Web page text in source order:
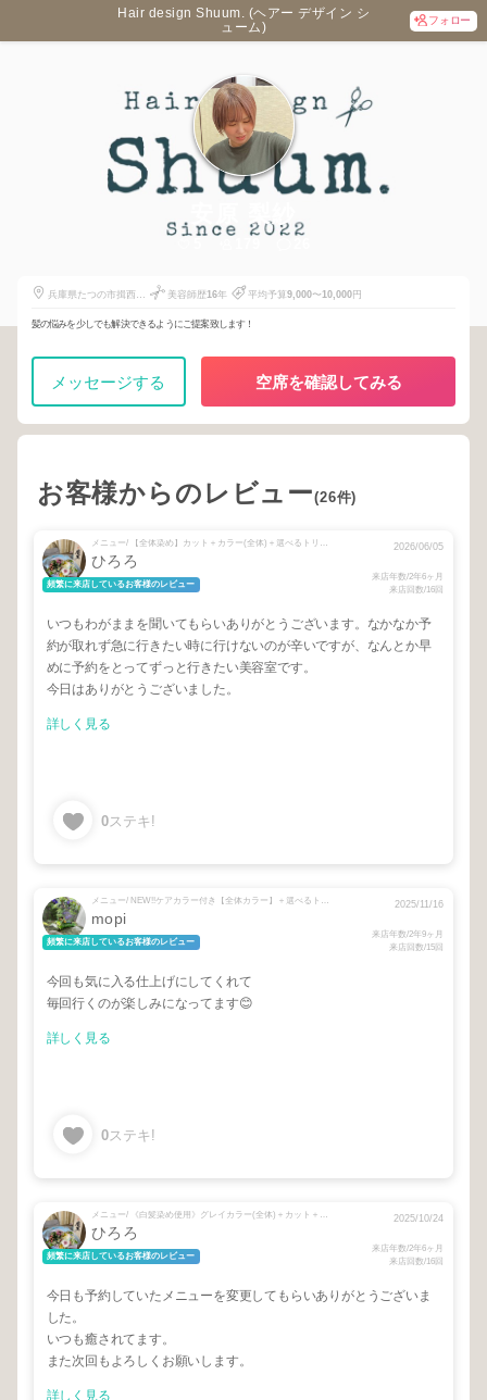
Hair design Shuum. (ヘアー デザイン シ
ューム)
フォロー
兵庫県たつの市揖西町
美容師歴16年 平均予算9,000〜10,000円
髪の悩みを少しでも解決できるようにご提案致します！
メッセージする 空席を確認してみる
お客様からのレビュー(26件)
メニュー/ 【全体染め】カット＋カラー(全体)＋選べるトリートメント + 【根本2cmまで】カット＋カラー(リタッチ)＋選べるトリートメント + (トキカタプラス)前髪カット
ひろろ
頻繁に来店しているお客様のレビュー
2026/06/05
来店年数/2年6ヶ月
来店回数/16回
いつもわがままを聞いてもらいありがとうございます。なかなか予
約が取れず急に行きたい時に行けないのが辛いですが、なんとか早
めに予約をとってずっと行きたい美容室です。
今日はありがとうございました。
詳しく見る
0ステキ!
メニュー/ NEW!!ケアカラー付き【全体カラー】＋選べるトリートメント
mopi
頻繁に来店しているお客様のレビュー
2025/11/16
来店年数/2年9ヶ月
来店回数/15回
今回も気に入る仕上げにしてくれて
毎回行くのが楽しみになってます😊
詳しく見る
0ステキ!
メニュー/ 《白髪染め使用》グレイカラー(全体)＋カット＋トリートメント + (+メニュー)トキカタハサミ※必ずカットか前髪カットと一緒にご予約下さい！ + NEW!!ケアストレート【美髪矯正】＋カット
ひろろ
頻繁に来店しているお客様のレビュー
2025/10/24
来店年数/2年6ヶ月
来店回数/16回
今日も予約していたメニューを変更してもらいありがとうございま
した。
いつも癒されてます。
また次回もよろしくお願いします。
詳しく見る